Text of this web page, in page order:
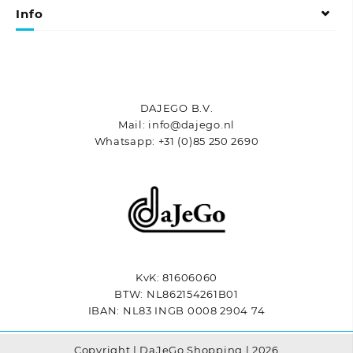
gekozen
worden
Info
DAJEGO B.V.
Mail: info@dajego.nl
Whatsapp: +31 (0)85 250 2690
KvK: 81606060
BTW: NL862154261B01
IBAN: NL83 INGB 0008 2904 74
Copyright | DaJeGo Shopping | 2026